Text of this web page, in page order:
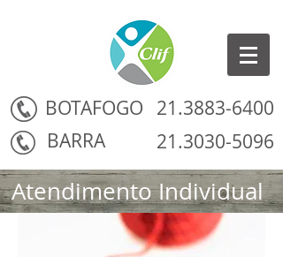
BOTAFOGO
BARRA
21.3883-6400
21.3030-5096
Atendimento Individual